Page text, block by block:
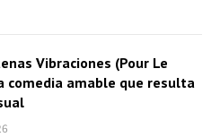
Vibraciones (Pour Le
comedia amable que resulta